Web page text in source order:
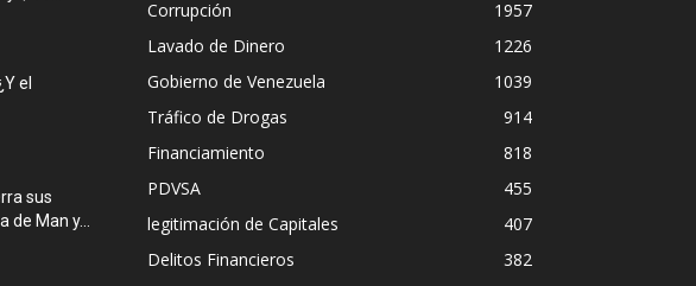
el
sus
de Man y...
Corrupción
1957
Lavado de Dinero
1226
Gobierno de Venezuela
1039
Tráfico de Drogas
914
Financiamiento
818
PDVSA
455
legitimación de Capitales
407
Delitos Financieros
382